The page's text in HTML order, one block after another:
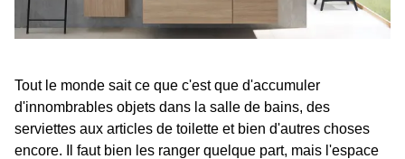
Tout le monde sait ce que c'est que d'accumuler
d'innombrables objets dans la salle de bains, des
serviettes aux articles de toilette et bien d'autres choses
encore. Il faut bien les ranger quelque part, mais l'espace